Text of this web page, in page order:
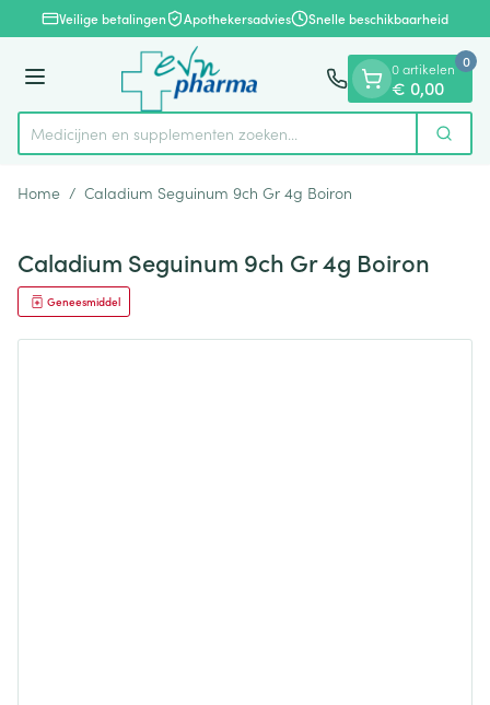
Ga naar de inhoud
1 van 1Veilige betalingen Apothekersadvies Snelle beschikbaarheid
Menu
Product, merk, categorie...
Medicijnen en supplementen zoeken... Zoek
0 artikelen
€ 0,00
0
Home / Caladium Seguinum 9ch Gr 4g Boiron
Caladium Seguinum 9ch Gr 4g Boiron
Geneesmiddel